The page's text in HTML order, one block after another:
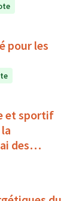
pour les
et sportif
des